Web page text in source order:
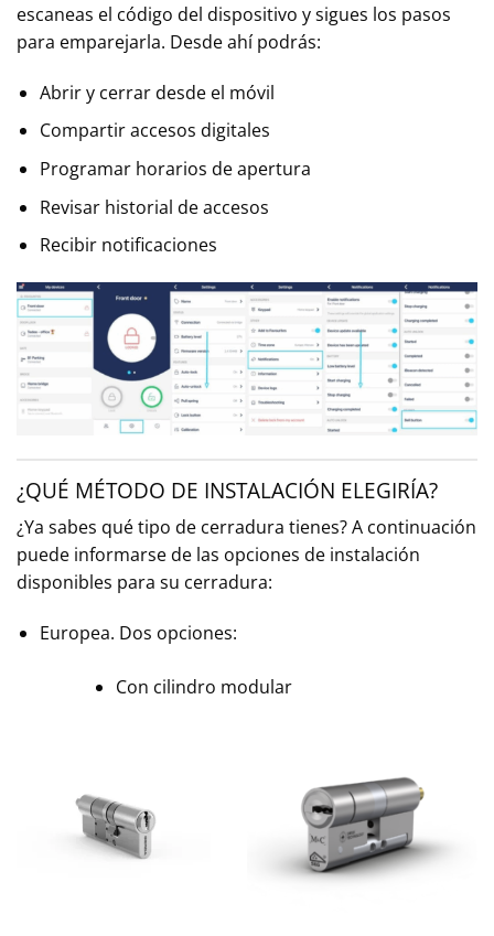
escaneas el código del dispositivo y sigues los pasos
para emparejarla. Desde ahí podrás:
Abrir y cerrar desde el móvil
Compartir accesos digitales
Programar horarios de apertura
Revisar historial de accesos
Recibir notificaciones
¿QUÉ MÉTODO DE INSTALACIÓN ELEGIRÍA?
¿Ya sabes qué tipo de cerradura tienes? A continuación
puede informarse de las opciones de instalación
disponibles para su cerradura:
Europea. Dos opciones:
Con cilindro modular